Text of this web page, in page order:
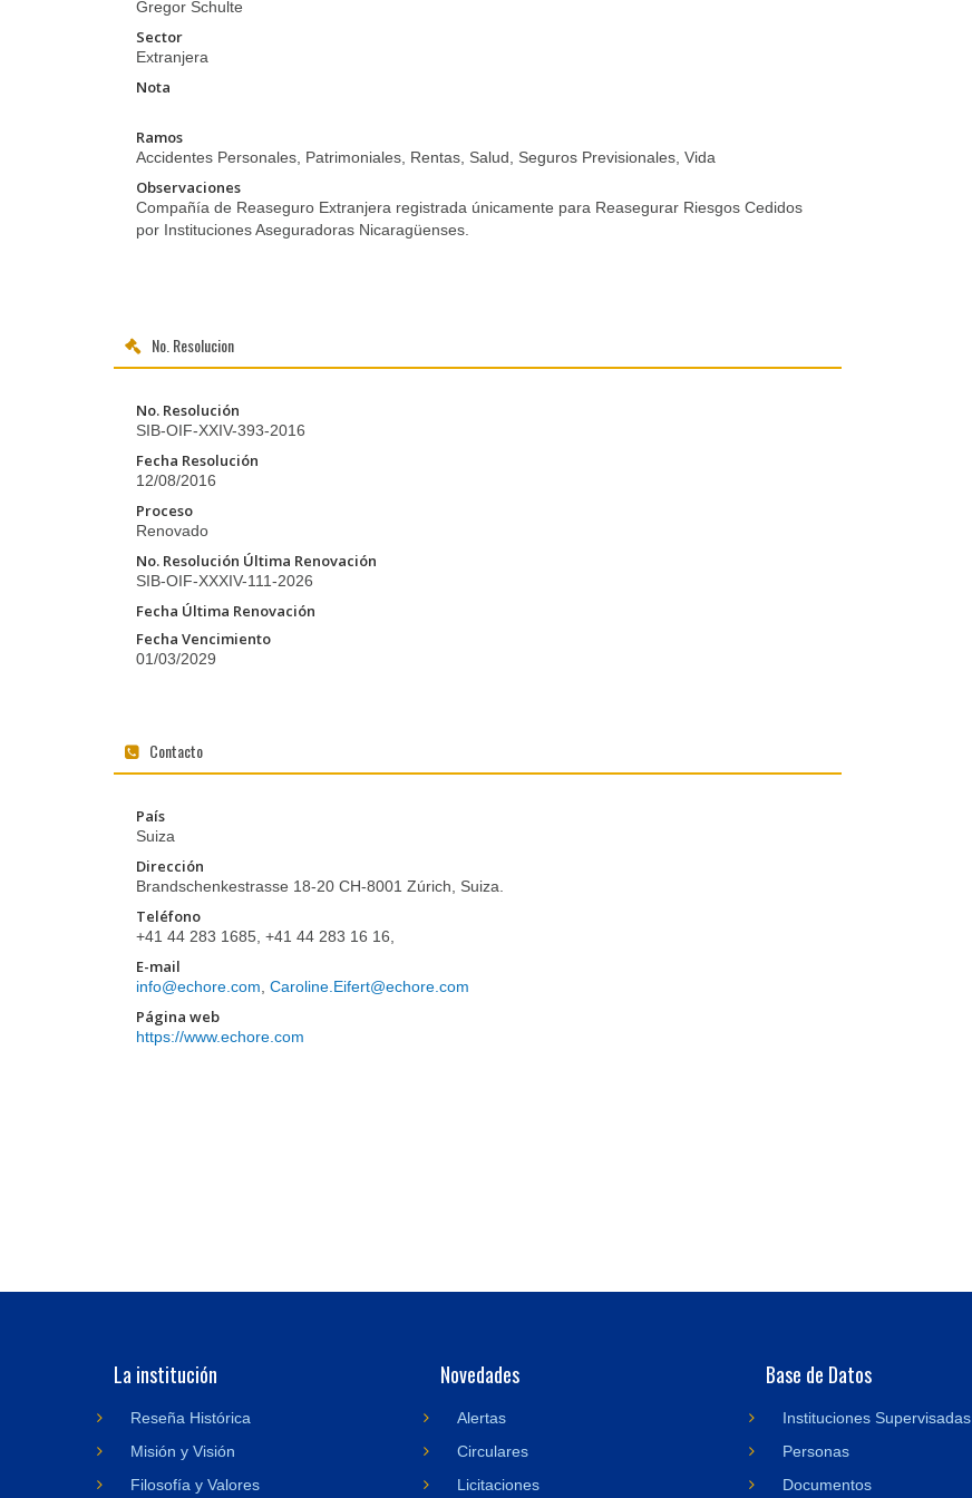
Gregor Schulte
Sector
Extranjera
Nota
Ramos
Accidentes Personales, Patrimoniales, Rentas, Salud, Seguros Previsionales, Vida
Observaciones
Compañía de Reaseguro Extranjera registrada únicamente para Reasegurar Riesgos Cedidos
por Instituciones Aseguradoras Nicaragüenses.
No. Resolucion
No. Resolución
SIB-OIF-XXIV-393-2016
Fecha Resolución
12/08/2016
Proceso
Renovado
No. Resolución Última Renovación
SIB-OIF-XXXIV-111-2026
Fecha Última Renovación
Fecha Vencimiento
01/03/2029
Contacto
País
Suiza
Dirección
Brandschenkestrasse 18-20 CH-8001 Zúrich, Suiza.
Teléfono
+41 44 283 1685, +41 44 283 16 16,
E-mail
info@echore.com Caroline.Eifert@echore.com
Página web
https://www.echore.com
La institución
Reseña Histórica
Misión y Visión
Filosofía y Valores
Novedades
Alertas
Circulares
Licitaciones
Base de Datos
Instituciones Supervisadas
Personas
Documentos